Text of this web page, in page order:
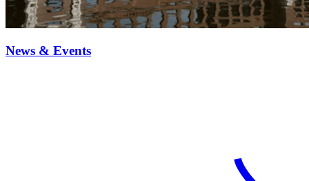
News & Events